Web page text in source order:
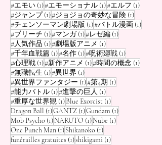
#エモい (1)1 post
#エモーショナル (1)1 post
#エルフ (1)1 post
#ジャンプ (1)1 post
#ジョジョの奇妙な冒険 (1)1 post
#チェンソーマン劇場版 (1)1 post
#バトル漫画 (1)1 post
#ブリーチ (1)1 post
#マンガ (1)1 post
#レゼ編 (1)1 post
#人気作品 (1)1 post
#劇場版アニメ (1)1 post
#千年血戦篇 (1)1 post
#名作 (1)1 post
#呪術廻戦 (1)1 post
#心理戦 (1)1 post
#新作アニメ (1)1 post
#時間の概念 (1)1 post
#無職転生 (1)1 post
#異世界 (1)1 post
#異世界ファンタジー (1)1 post
#第4期 (1)1 post
#能力バトル (1)1 post
#進撃の巨人 (1)1 post
#重厚な世界観 (1)1 post
Blue Exorcist (1)1 post
Dragon Ball (1)1 post
GANTZ (1)1 post
Gundam (1)1 post
Mob Psycho (1)1 post
NARUTO (1)1 post
Nube (1)1 post
One Punch Man (1)1 post
Shikanoko (1)1 post
funérailles gratuites (1)1 post
shikigami (1)1 post